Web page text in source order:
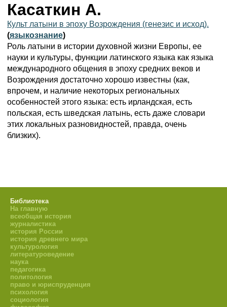
Касаткин А.
Культ латыни в эпоху Возрождения (генезис и исход).
(языкознание)
Роль латыни в истории духовной жизни Европы, ее
науки и культуры, функции латинского языка как языка
международного общения в эпоху средних веков и
Возрождения достаточно хорошо известны (как,
впрочем, и наличие некоторых региональных
особенностей этого языка: есть ирландская, есть
польская, есть шведская латынь, есть даже словари
этих локальных разновидностей, правда, очень
близких).
Библиотека
На главную
всеобщая история
журналистика
история России
история древнего мира
культурология
литературоведение
наука
педагогика
политология
право и юриспруденция
психология
социология